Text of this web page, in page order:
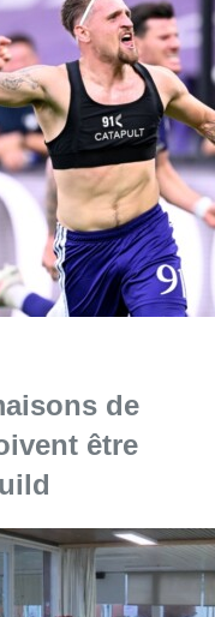
de
être